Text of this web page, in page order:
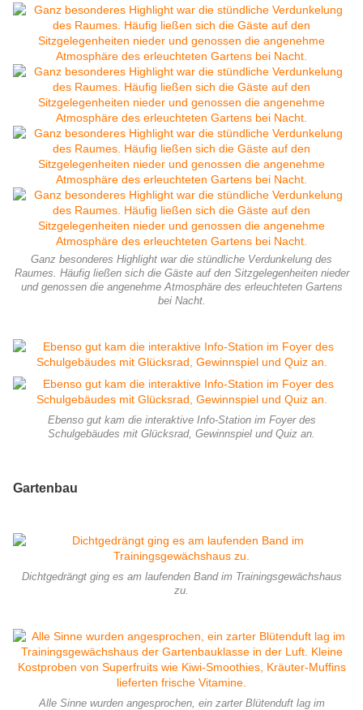
Ganz besonderes Highlight war die stündliche Verdunkelung des
Raumes. Häufig ließen sich die Gäste auf den Sitzgelegenheiten nieder
und genossen die angenehme Atmosphäre des erleuchteten Gartens
bei Nacht.
Ebenso gut kam die interaktive Info-Station im Foyer des
Schulgebäudes mit Glücksrad, Gewinnspiel und Quiz an.
Gartenbau
Dichtgedrängt ging es am laufenden Band im Trainingsgewächshaus
zu.
Alle Sinne wurden angesprochen, ein zarter Blütenduft lag im